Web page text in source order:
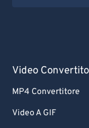
Video
MP4 Convertitore
Video A GIF